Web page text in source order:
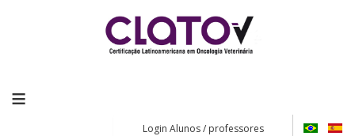
≡
Login Alunos / professores